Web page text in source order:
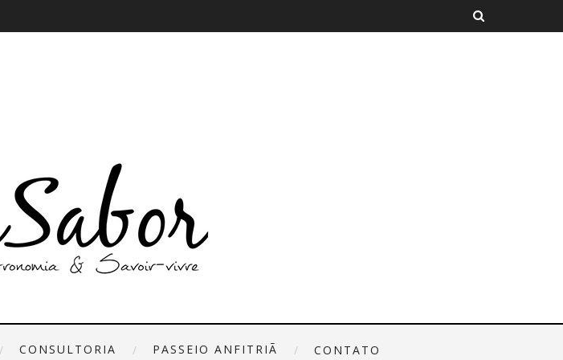
CONSULTORIA PASSEIO ANFITRIÃ CONTATO